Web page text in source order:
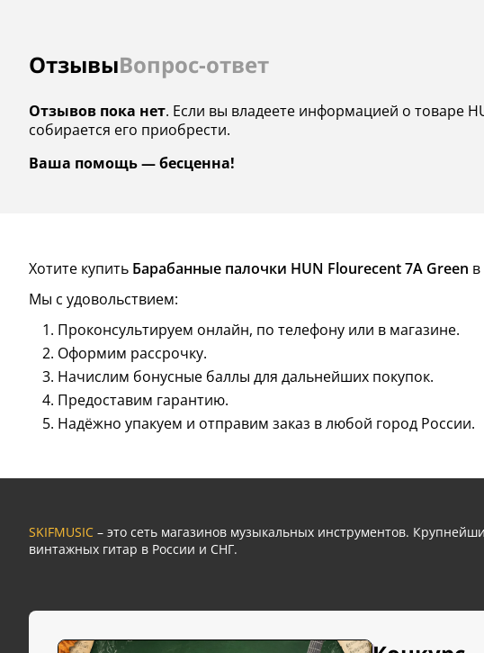
ОтзывыВопрос-ответ
Отзывов пока нет. Если вы владеете информацией о товаре
собирается его приобрести.
Ваша помощь — бесценна!
Хотите купить Барабанные палочки HUN Flourecent 7A Green
Мы с удовольствием:
Проконсультируем онлайн, по телефону или в магазине.
Оформим рассрочку.
Начислим бонусные баллы для дальнейших покупок.
Предоставим гарантию.
Надёжно упакуем и отправим заказ в любой город России.
SKIFMUSIC – это сеть магазинов музыкальных инструментов.
винтажных гитар в России и СНГ.